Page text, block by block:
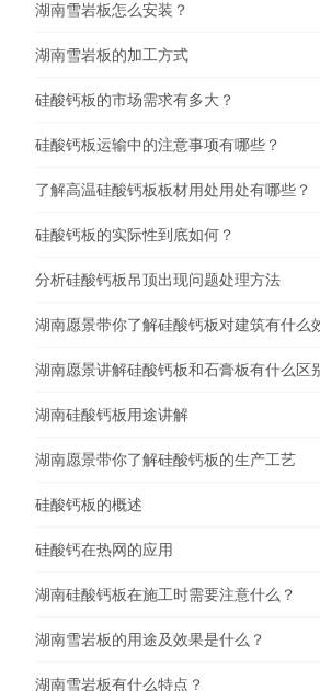
湖南雪岩板怎么安装？
湖南雪岩板的加工方式
硅酸钙板的市场需求有多大？
硅酸钙板运输中的注意事项有哪些？
了解高温硅酸钙板板材用处用处有哪些？
硅酸钙板的实际性到底如何？
分析硅酸钙板吊顶出现问题处理方法
湖南愿景带你了解硅酸钙板对建筑有什么
湖南愿景讲解硅酸钙板和石膏板有什么区
湖南硅酸钙板用途讲解
湖南愿景带你了解硅酸钙板的生产工艺
硅酸钙板的概述
硅酸钙在热网的应用
湖南硅酸钙板在施工时需要注意什么？
湖南雪岩板的用途及效果是什么？
湖南雪岩板有什么特点？